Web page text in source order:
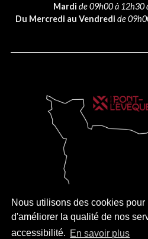
Nous utilisons des cookies pour
d'améliorer la qualité de nos
accessibilité. En savoir plus
Mardi de 09h00 à 12h30
Du Mercredi au Vendredi de
PLAN DU SITE MENTIONS